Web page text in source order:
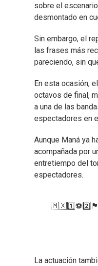
sobre el
desmontado en
Sin embargo, el
las frases más
pareciendo, sin
En esta ocasión,
octavos de final,
a una de las
espectadores en
Aunque Maná ya
acompañada por
entretiempo del
espectadores.
🇲🇽1️⃣⚽️2️⃣🏴󠁧󠁢󠁥󠁮󠁧󠁿
La actuación